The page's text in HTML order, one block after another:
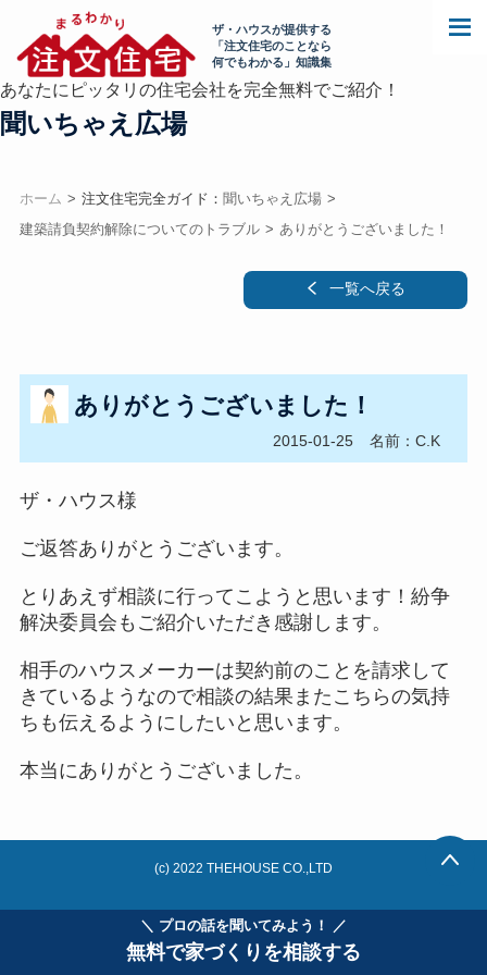
＼ プロの話を聞いてみよう！ ／
無料で家づくりを相談する
ザ・ハウスが提供する
「注文住宅のことなら
何でもわかる」知識集
あなたにピッタリの住宅会社を完全無料でご紹介！
聞いちゃえ広場
ホーム 注文住宅完全ガイド： 聞いちゃえ広場
建築請負契約解除についてのトラブル
ありがとうございました！
一覧へ戻る
ありがとうございました！
2015-01-25 名前：C.K
ザ・ハウス様
ご返答ありがとうございます。
とりあえず相談に行ってこようと思います！紛争
解決委員会もご紹介いただき感謝します。
相手のハウスメーカーは契約前のことを請求して
きているようなので相談の結果またこちらの気持
ちも伝えるようにしたいと思います。
本当にありがとうございました。
(c) 2022 THEHOUSE CO.,LTD